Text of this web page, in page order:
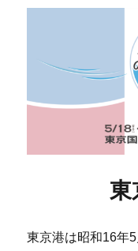
東
東京港は昭和16年